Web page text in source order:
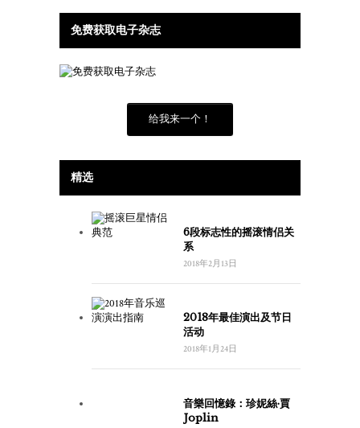
免费获取电子杂志
给我来一个！
精选
6段标志性的摇滚情侣关
系
2018年2月13日
2018年最佳演出及节日
活动
2018年1月24日
音樂回憶錄：珍妮絲·賈
Joplin